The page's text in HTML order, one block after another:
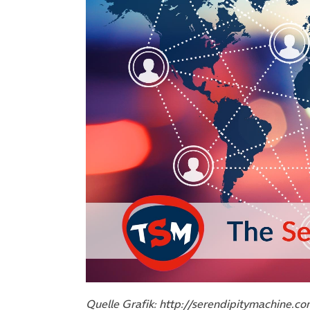
Quelle Grafik: http://